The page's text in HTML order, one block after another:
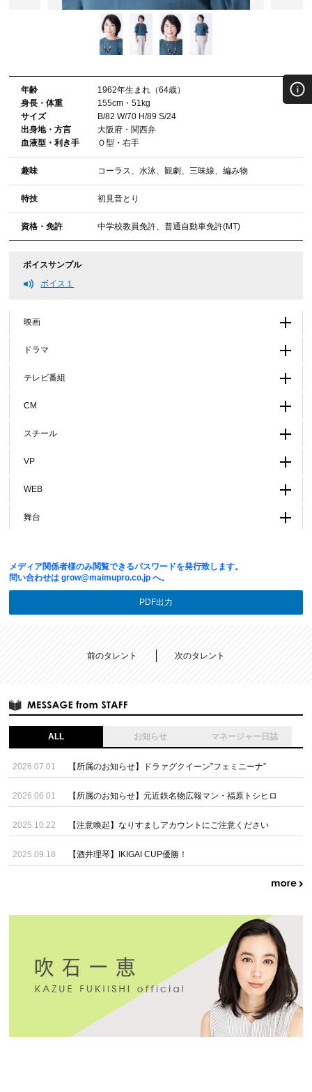
年齢
1962年⽣まれ（64歳）
⾝⻑・体重
155cm・51kg
サイズ
B/82 W/70 H/89 S/24
出⾝地・⽅⾔
大阪府・関西弁
血液型・利き⼿
Ｏ型・右手
趣味 コーラス、水泳、観劇、三味線、編み物
特技 初見音とり
資格・免許 中学校教員免許、普通自動車免許(MT)
ボイスサンプル
ボイス１
映画
ドラマ
テレビ番組
CM
スチール
VP
WEB
舞台
メディア関係者様のみ閲覧できるパスワードを発行致します。
問い合わせはgrow@maimupro.co.jp へ。
PDF出力
前のタレント 次のタレント
ALL お知らせ マネージャー日誌
2026.07.01 【所属のお知らせ】ドラァグクイーン”フェミニーナ”
2026.06.01 【所属のお知らせ】元近鉄名物広報マン・福原トシヒロ
2025.10.22 【注意喚起】なりすましアカウントにご注意ください
2025.09.18 【酒井理琴】IKIGAI CUP優勝！